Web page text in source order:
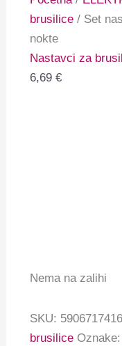
brusilice / Set
nokte
Nastavci za
6,69€
Nema na zalihi
SKU:
brusilice Oznake: